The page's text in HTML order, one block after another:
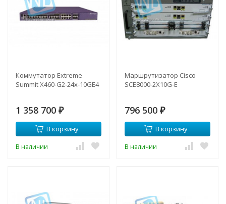
Коммутатор Extreme
Summit X460-G2-24x-10GE4
1 358 700 ₽
В корзину
В наличии
Маршрутизатор Cisco
SCE8000-2X10G-E
796 500 ₽
В корзину
В наличии